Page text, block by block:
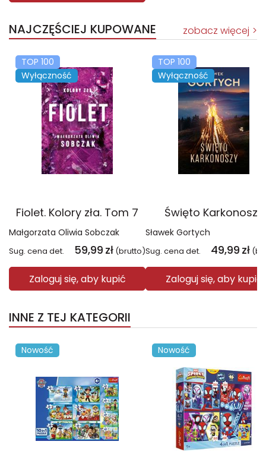
NAJCZĘŚCIEJ KUPOWANE zobacz więcej
TOP 100
Wyłączność
Fiolet. Kolory zła. Tom 7
Małgorzata Oliwia Sobczak
Sug. cena det. 59,99 zł (brutto)
Zaloguj się, aby kupić
TOP 100
Wyłączność
Święto Karkonoszy
Sławek Gortych
Sug. cena det. 49,99 zł
Zaloguj się, aby kupić
INNE Z TEJ KATEGORII
Nowość Nowość